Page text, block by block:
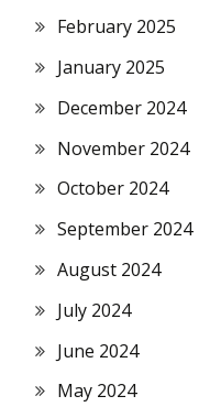
February 2025
January 2025
December 2024
November 2024
October 2024
September 2024
August 2024
July 2024
June 2024
May 2024